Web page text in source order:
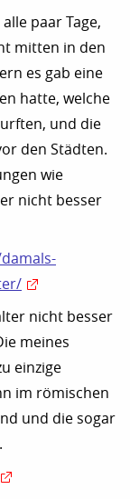
paar Tage,
mitten in den
es gab eine
hatte, welche
und die
den Städten.
wie
nicht besser
nicht besser
meines
einzige
im römischen
und die sogar